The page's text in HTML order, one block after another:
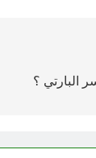
البارتي ؟